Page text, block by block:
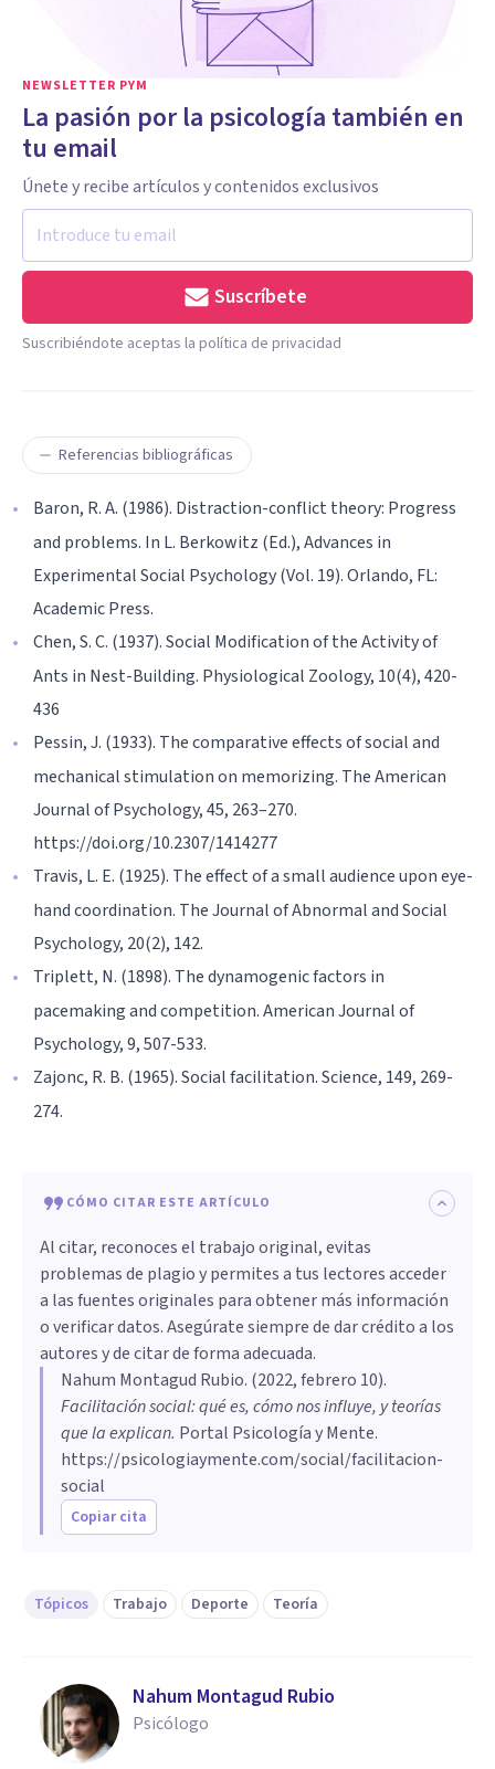
NEWSLETTER PYM
La pasión por la psicología también en
tu email
Únete y recibe artículos y contenidos exclusivos
Suscríbete
Suscribiéndote aceptas la política de privacidad
Referencias bibliográficas
Baron, R. A. (1986). Distraction-conflict theory: Progress
and problems. In L. Berkowitz (Ed.), Advances in
Experimental Social Psychology (Vol. 19). Orlando, FL:
Academic Press.
Chen, S. C. (1937). Social Modification of the Activity of
Ants in Nest-Building. Physiological Zoology, 10(4), 420-
436
Pessin, J. (1933). The comparative effects of social and
mechanical stimulation on memorizing. The American
Journal of Psychology, 45, 263–270.
https://doi.org/10.2307/1414277
Travis, L. E. (1925). The effect of a small audience upon eye-
hand coordination. The Journal of Abnormal and Social
Psychology, 20(2), 142.
Triplett, N. (1898). The dynamogenic factors in
pacemaking and competition. American Journal of
Psychology, 9, 507-533.
Zajonc, R. B. (1965). Social facilitation. Science, 149, 269-
274.
CÓMO CITAR ESTE ARTÍCULO
Al citar, reconoces el trabajo original, evitas
problemas de plagio y permites a tus lectores acceder
a las fuentes originales para obtener más información
o verificar datos. Asegúrate siempre de dar crédito a los
autores y de citar de forma adecuada.
Nahum Montagud Rubio. (2022, febrero 10).
Facilitación social: qué es, cómo nos influye, y teorías
que la explican. Portal Psicología y Mente.
https://psicologiaymente.com/social/facilitacion-
social
Copiar cita
Tópicos Trabajo Deporte Teoría
Nahum Montagud Rubio
Psicólogo